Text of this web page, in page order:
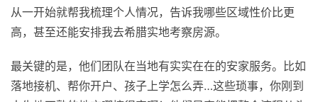
从一开始就帮我梳理个人情况，告诉我哪些区域性价比更
高，甚至还能安排我去希腊实地考察房源。
最关键的是，他们团队在当地有实实在在的安家服务。比如
落地接机、帮你开户、孩子上学怎么弄…这些琐事，你刚到